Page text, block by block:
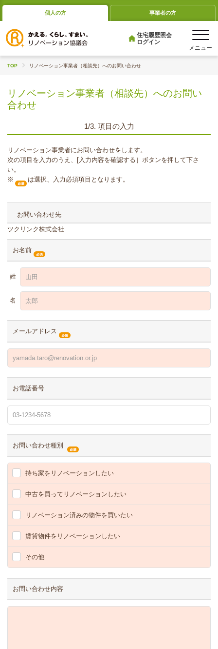
個人の方 事業者の方
住宅履歴照会
ログイン
TOP リノベーション事業者（相談先）へのお問い合わせ
リノベーション事業者（相談先）へのお問い
合わせ
1/3. 項目の入力
リノベーション事業者にお問い合わせをします。
次の項目を入力のうえ、[入力内容を確認する］ボタンを押して下さ
い。
※
は選択、入力必須項目となります。
お問い合わせ先
ツクリンク株式会社
お名前
姓
名
メールアドレス
お電話番号
お問い合わせ種別
持ち家をリノベーションしたい
中古を買ってリノベーションしたい
リノベーション済みの物件を買いたい
賃貸物件をリノベーションしたい
その他
お問い合わせ内容